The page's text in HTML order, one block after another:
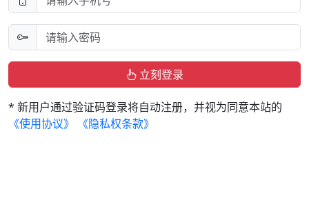
立刻登录
* 新用户通过验证码登录将自动注册，并视为同意本站的
《使用协议》
《隐私权条款》